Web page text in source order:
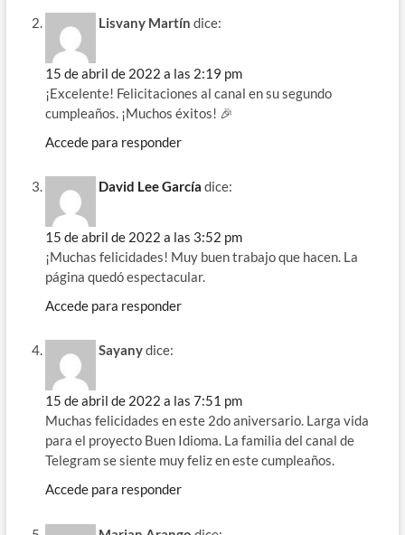
Lisvany Martín dice:
15 de abril de 2022 a las 2:19 pm
¡Excelente! Felicitaciones al canal en su segundo
cumpleaños. ¡Muchos éxitos! 🎉
Accede para responder
David Lee García dice:
15 de abril de 2022 a las 3:52 pm
¡Muchas felicidades! Muy buen trabajo que hacen. La
página quedó espectacular.
Accede para responder
Sayanydice:
15 de abril de 2022 a las 7:51 pm
Muchas felicidades en este 2do aniversario. Larga vida
para el proyecto Buen Idioma. La familia del canal de
Telegram se siente muy feliz en este cumpleaños.
Accede para responder